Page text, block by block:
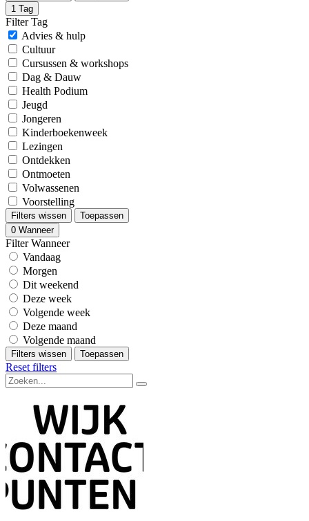
1 Tag
Filter Tag
Advies & hulp
Cultuur
Cursussen & workshops
Dag & Dauw
Health Podium
Jeugd
Jongeren
Kinderboekenweek
Lezingen
Ontdekken
Ontmoeten
Volwassenen
Voorstelling
Filters wissen
Toepassen
0 Wanneer
Filter Wanneer
Vandaag
Morgen
Dit weekend
Deze week
Volgende week
Deze maand
Volgende maand
Filters wissen Toepassen
Reset filters